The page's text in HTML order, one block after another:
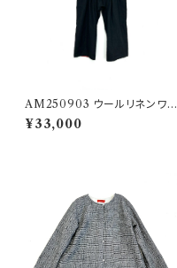
AM250903 ウールリネンワッ
シャー二重縫いのインドパンツ
¥33,000